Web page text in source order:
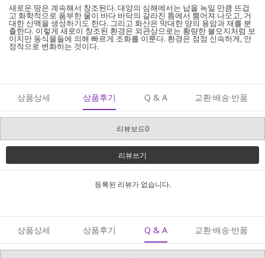
새로운 땅은 계속해서 창조된다. 대양의 심해에서는 납을 녹일 만큼 뜨겁
고 화학적으로 품부한 물이 바다 바닥의 갈라진 틈에서 뿜어져 나오고, 거
대한 산맥을 생성하기도 한다. 그리고 화산은 막대한 양의 용암과 재를 분
출한다. 이렇게 새로이 창조된 환경은 외관상으로는 황량한 불모지처럼 보
이지만 동식물들에 의해 빠르게 조화를 이룬다. 환경은 점점 신속하게, 안
정적으로 변화하는 것이다.
상품상세 상품후기 Q & A 교환·배송·반품
리뷰보드0
리뷰쓰기
등록된 리뷰가 없습니다.
상품상세 상품후기 Q & A 교환·배송·반품